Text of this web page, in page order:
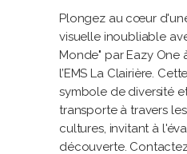
Plongez au cœur
visuelle inoubliable
Monde" par Eazy One
l’EMS La Clairière.
symbole de diversité
transporte à travers
cultures, invitant à
découverte.